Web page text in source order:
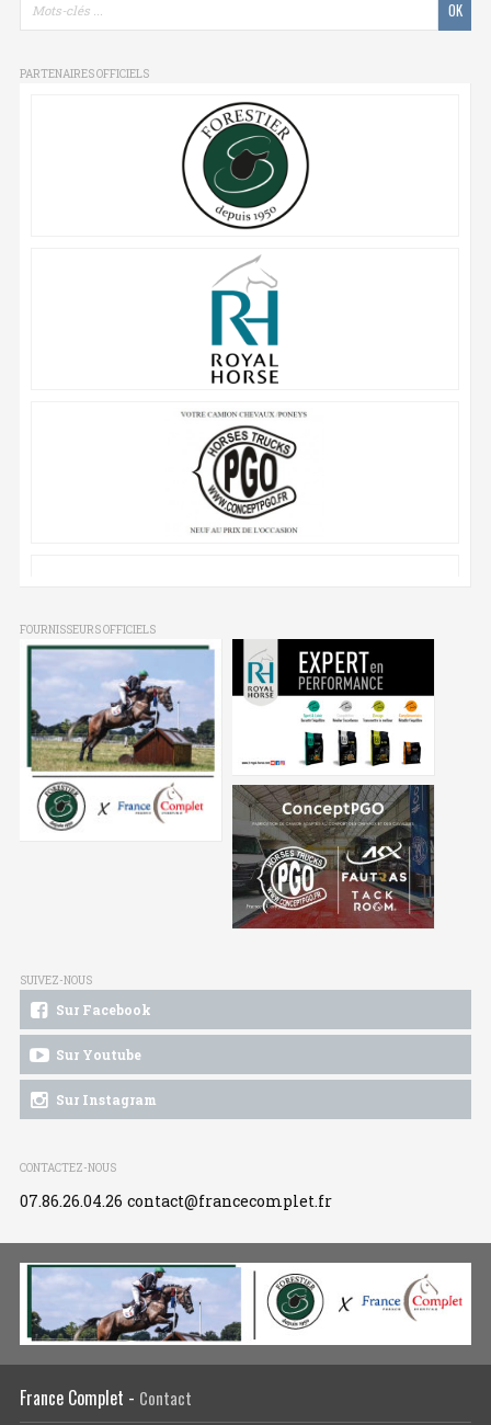
PARTENAIRES OFFICIELS
FOURNISSEURS OFFICIELS
SUIVEZ-NOUS
Sur Facebook
Sur Youtube
Sur Instagram
CONTACTEZ-NOUS
07.86.26.04.26 contact@francecomplet.fr
France Complet - Contact